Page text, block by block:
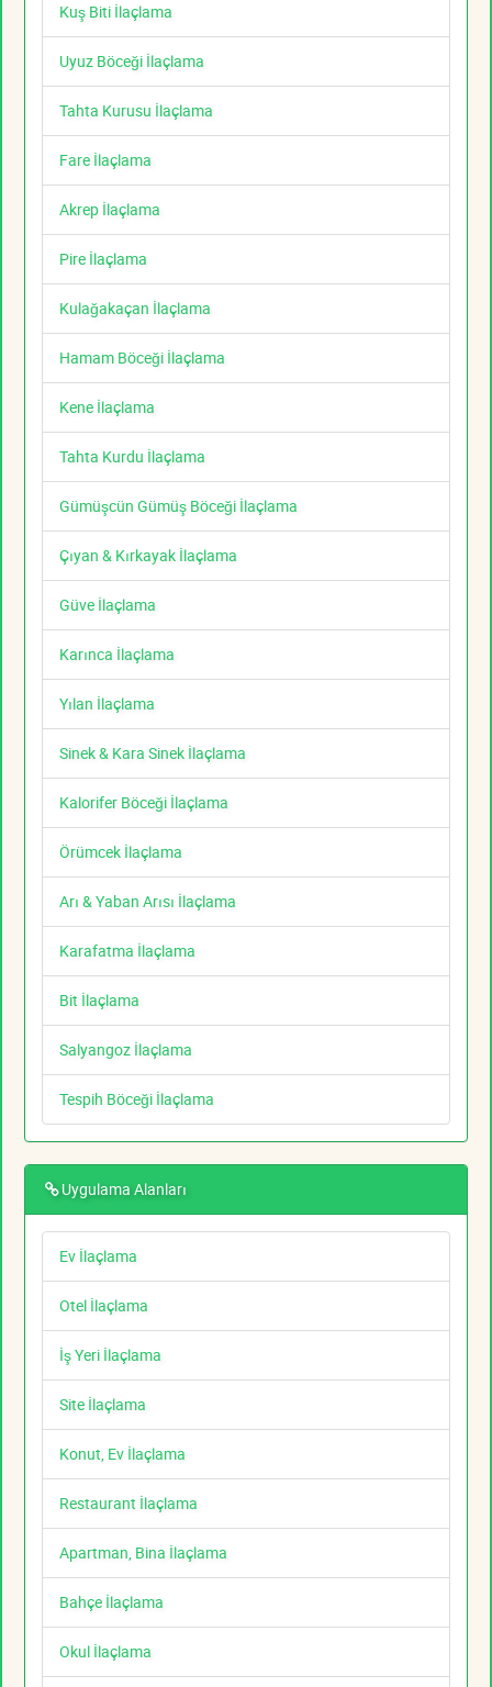
Kuş Biti İlaçlama
Uyuz Böceği İlaçlama
Tahta Kurusu İlaçlama
Fare İlaçlama
Akrep İlaçlama
Pire İlaçlama
Kulağakaçan İlaçlama
Hamam Böceği İlaçlama
Kene İlaçlama
Tahta Kurdu İlaçlama
Gümüşcün Gümüş Böceği İlaçlama
Çıyan & Kırkayak İlaçlama
Güve İlaçlama
Karınca İlaçlama
Yılan İlaçlama
Sinek & Kara Sinek İlaçlama
Kalorifer Böceği İlaçlama
Örümcek İlaçlama
Arı & Yaban Arısı İlaçlama
Karafatma İlaçlama
Bit İlaçlama
Salyangoz İlaçlama
Tespih Böceği İlaçlama
Uygulama Alanları
Ev İlaçlama
Otel İlaçlama
İş Yeri İlaçlama
Site İlaçlama
Konut, Ev İlaçlama
Restaurant İlaçlama
Apartman, Bina İlaçlama
Bahçe İlaçlama
Okul İlaçlama